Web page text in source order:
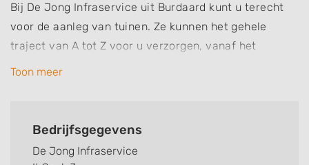
Bij De Jong Infraservice uit Burdaard kunt u terecht
voor de aanleg van tuinen. Ze kunnen het gehele
traject van A tot Z voor u verzorgen, vanaf het
grondwerk tot het eindresultaat. Denk hierbij dan aan
plaatsen van een schutting, het maken van een
of het maken van een vijver. Daarnaast is De Jong
Toon meer
Bedrijfsgegevens
De Jong Infraservice